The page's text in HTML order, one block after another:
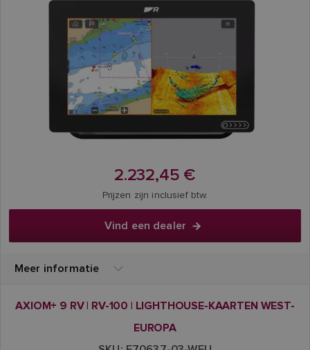
2.232,45 €
Prijzen zijn inclusief btw.
Vind een dealer
Meer informatie
AXIOM+ 9 RV | RV-100 | LIGHTHOUSE-KAARTEN WEST-
EUROPA